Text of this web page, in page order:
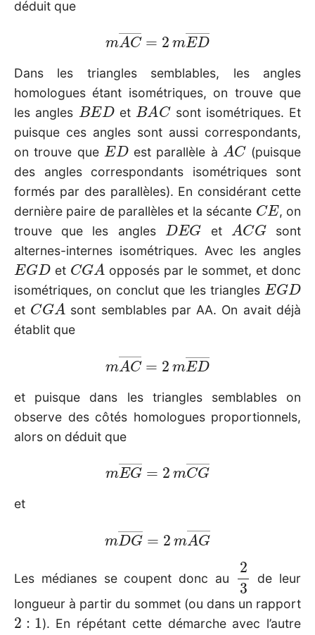
déduit que
AC― 2 ED―
Dans les triangles semblables, les angles
homologues étant isométriques, on trouve que
les angles
BED
et
BAC
sont isométriques. Et
puisque ces angles sont aussi correspondants,
on trouve que
ED
est parallèle à
AC
(puisque
des angles correspondants isométriques sont
formés par des parallèles). En considérant cette
dernière paire de parallèles et la sécante
CE
, on
trouve que les angles
DEG
et
ACG
sont
alternes-internes isométriques. Avec les angles
EGD
et
CGA
opposés par le sommet, et donc
isométriques, on conclut que les triangles
EGD
et
CGA
sont semblables par AA. On avait déjà
établit que
AC― ED―
et puisque dans les triangles semblables on
observe des côtés homologues proportionnels,
alors on déduit que
EG― 2m CG―
et
DG― AG―
Les médianes se coupent donc au
23
de leur
longueur à partir du sommet (ou dans un rapport
2:1
). En répétant cette démarche avec l’autre